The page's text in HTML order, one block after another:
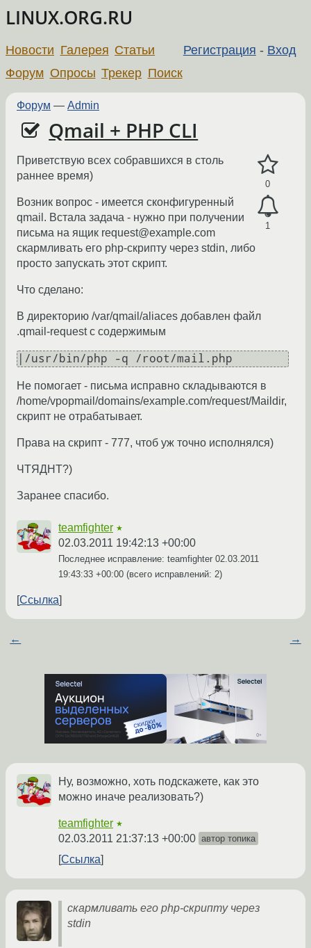
LINUX.ORG.RU
Регистрация - Вход
Новости Галерея Статьи
Форум Опросы Трекер Поиск
Форум — Admin
Qmail + PHP CLI
0
1
Приветствую всех собравшихся в столь
раннее время)
Возник вопрос - имеется сконфигуренный
qmail. Встала задача - нужно при получении
письма на ящик request@example.com
скармливать его php-скрипту через stdin, либо
просто запускать этот скрипт.
Что сделано:
В директорию /var/qmail/aliaces добавлен файл
.qmail-request с содержимым
|/usr/bin/php -q /root/mail.php
Не помогает - письма исправно складываются в
/home/vpopmail/domains/example.com/request/Maildir,
скрипт не отрабатывает.
Права на скрипт - 777, чтоб уж точно исполнялся)
ЧТЯДНТ?)
Заранее спасибо.
teamfighter ★
02.03.2011 19:42:13 +00:00
Последнее исправление: teamfighter 02.03.2011
19:43:33 +00:00 (всего исправлений: 2)
Ссылка
← →
Ну, возможно, хоть подскажете, как это
можно иначе реализовать?)
teamfighter ★
02.03.2011 21:37:13 +00:00 автор топика
Ссылка
скармливать его php-скрипту через
stdin